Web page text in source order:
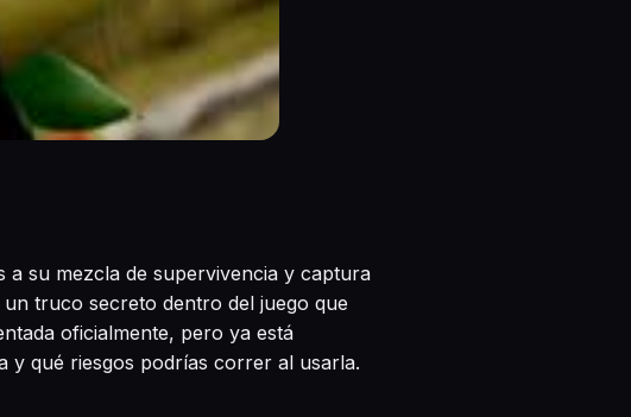
a su mezcla de supervivencia y captura
truco secreto dentro del juego que
oficialmente, pero ya está
y qué riesgos podrías correr al usarla.